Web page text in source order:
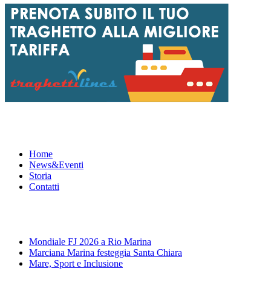
Home
News&Eventi
Storia
Contatti
Mondiale FJ 2026 a Rio Marina
Marciana Marina festeggia Santa Chiara
Mare, Sport e Inclusione